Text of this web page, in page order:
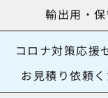
輸出用・
コロナ対策応援
お見積り依頼く